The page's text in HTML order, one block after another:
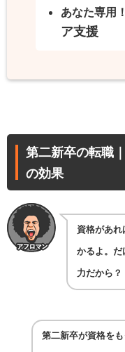
あなた専用！
ア支援
第二新卒の転職
の効果
資格があ
かるよ。だ
力だから？
第二新卒が資格を